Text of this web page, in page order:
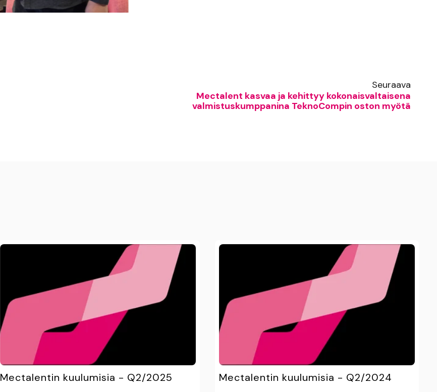
Seuraava
Mectalent kasvaa ja kehittyy kokonaisvaltaisena
valmistuskumppanina TeknoCompin oston myötä
Mectalentin kuulumisia - Q2/2025 Mectalentin kuulumisia - Q2/2024